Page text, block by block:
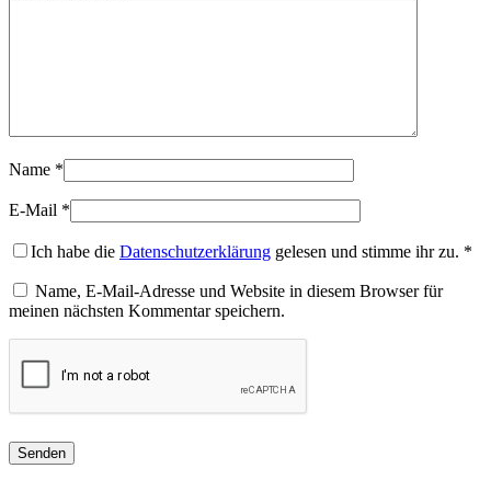
Name *
E-Mail *
Ich habe die Datenschutzerklärung gelesen und stimme ihr zu. *
Name, E-Mail-Adresse und Website in diesem Browser für
meinen nächsten Kommentar speichern.